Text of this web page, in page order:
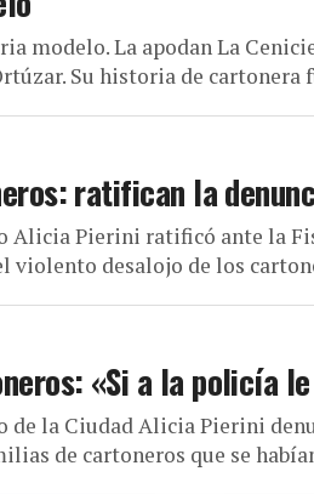
modelo. La apodan La
Su historia de cartonera
ratifican la
Alicia Pierini ratificó ante la
violento desalojo de los
«Si a la policía
de la Ciudad Alicia Pierini
de cartoneros que se